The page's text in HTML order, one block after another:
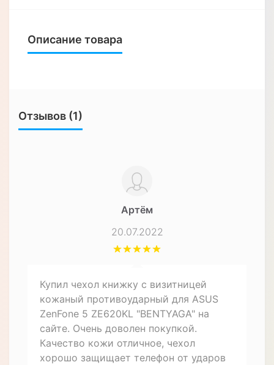
Описание товара
Отзывов (1)
Артём
20.07.2022
Купил чехол книжку с визитницей
кожаный противоударный для ASUS
ZenFone 5 ZE620KL "BENTYAGA" на
сайте. Очень доволен покупкой.
Качество кожи отличное, чехол
хорошо защищает телефон от ударов